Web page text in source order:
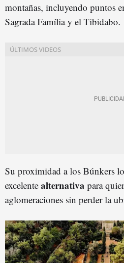
montañas, incluyendo puntos
Sagrada Família y el Tibidabo.
Su proximidad a los Búnkers
excelente alternativa para
aglomeraciones sin perder la